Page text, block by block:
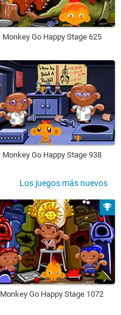
Monkey Go Happy Stage 625
Monkey Go Happy Stage 938
Los juegos más nuevos
Monkey Go Happy Stage 1072